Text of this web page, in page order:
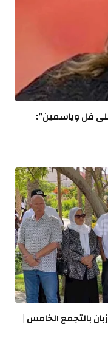
فل وياسمين”:
بالتجمع الخامس |